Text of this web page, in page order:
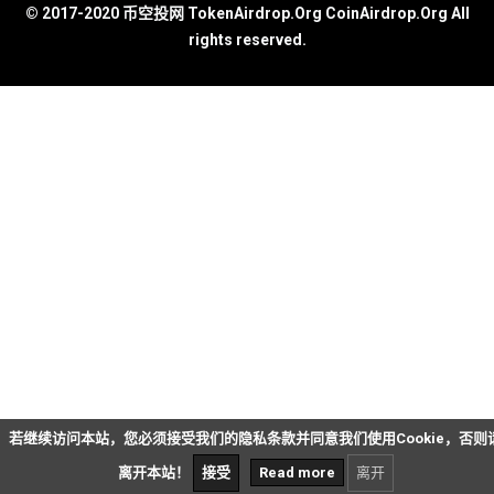
© 2017-2020 币空投网 TokenAirdrop.Org CoinAirdrop.Org All
rights reserved.
若继续访问本站，您必须接受我们的隐私条款并同意我们使用Cookie，否则
离开本站！ 接受 Read more 离开